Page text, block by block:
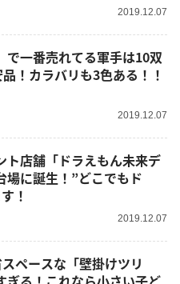
2019.12.07
で一番売れてる軍手は10双
！カラバリも3色ある！！
2019.12.07
ト店舗「ドラえもん未来デ
場に誕生！”どこでもド
！
2019.12.07
スペースな「壁掛けツリ